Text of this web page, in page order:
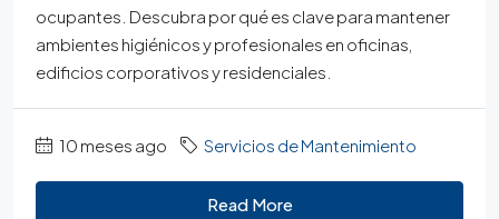
ocupantes. Descubra por qué es clave para mantener
ambientes higiénicos y profesionales en oficinas,
edificios corporativos y residenciales.
10 meses ago Servicios de Mantenimiento
Read More